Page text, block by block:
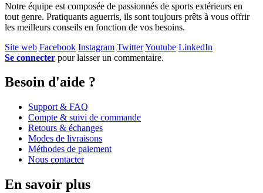
Notre équipe est composée de passionnés de sports extérieurs en
tout genre. Pratiquants aguerris, ils sont toujours prêts à vous offrir
les meilleurs conseils en fonction de vos besoins.
Site web Facebook Instagram TwitterYoutube LinkedIn
Se connecter pour laisser un commentaire.
Besoin d'aide ?
Support & FAQ
Compte & suivi de commande
Retours & échanges
Modes de livraisons
Méthodes de paiement
Nous contacter
En savoir plus